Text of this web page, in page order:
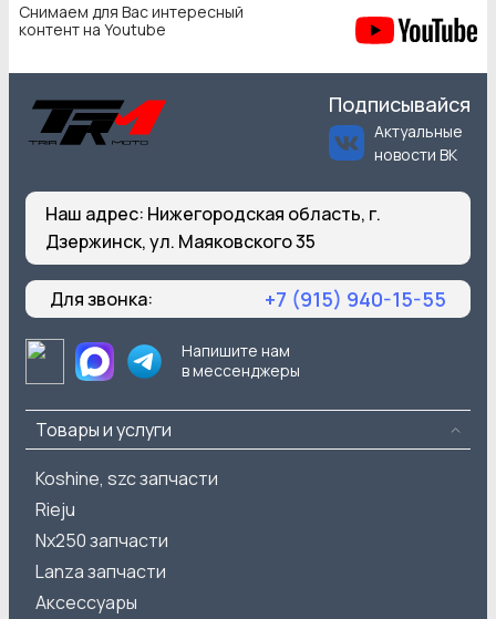
Снимаем для Вас интересный
контент на Youtube
Подписывайся
Актуальные
новости ВК
Наш адрес: Нижегородская область, г.
Дзержинск, ул. Маяковского 35
Для звонка: +7 (915) 940-15-55
Напишите нам
в мессенджеры
Товары и услуги
Koshine, szc запчасти
Rieju
Nx250 запчасти
Lanza запчасти
Аксессуары